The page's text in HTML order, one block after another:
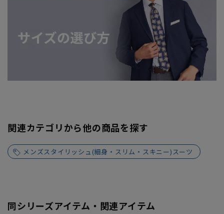
関連カテゴリから他の商品を探す
メンズスタイリッシュ(細身・スリム・スキニー)スーツ
同シリーズアイテム・関連アイテム